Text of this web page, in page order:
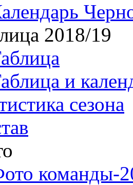
2018/19
и
сезона
команды-